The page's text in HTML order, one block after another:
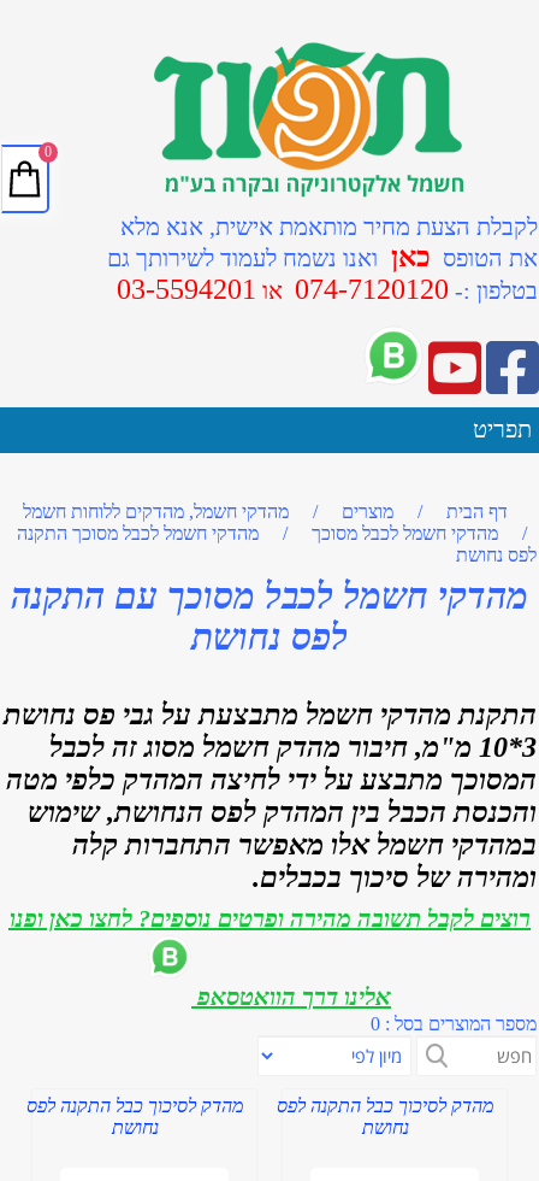
לקבלת הצעת מחיר מותאמת אישית, אנא מלא
את הטופס כאן ואנו נשמח לעמוד לשירותך גם
בטלפון :- 074-7120120 או 03-5594201
תפריט
דף הבית / מוצרים /
מהדקי חשמל, מהדקים ללוחות חשמל
/
מהדקי חשמל לכבל מסוכך /
מהדקי חשמל לכבל מסוכך התקנה
לפס נחושת
מהדקי חשמל לכבל מסוכך עם התקנה
לפס נחושת
התקנת מהדקי חשמל מתבצעת על גבי פס נחושת
3*10 מ"מ, חיבור מהדק חשמל מסוג זה לכבל
המסוכך מתבצע על ידי לחיצה המהדק כלפי מטה
והכנסת הכבל בין המהדק לפס הנחושת, שימוש
במהדקי חשמל אלו מאפשר התחברות קלה
ומהירה של סיכוך בכבלים.
רוצים לקבל תשובה מהירה ופרטים נוספים? לחצו כאן ופנו
אלינו דרך הוואטסאפ
מספר המוצרים בסל : 0
0
מהדק לסיכוך כבל התקנה לפס
נחושת
מהדק לסיכוך כבל התקנה לפס
נחושת